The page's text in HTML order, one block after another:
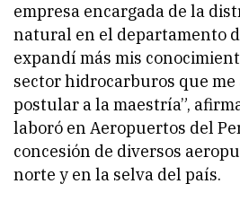
empresa encargada de la
natural en el departamento
expandí más mis
sector hidrocarburos que
postular a la maestría”,
laboró en Aeropuertos del
concesión de diversos
norte y en la selva del país.